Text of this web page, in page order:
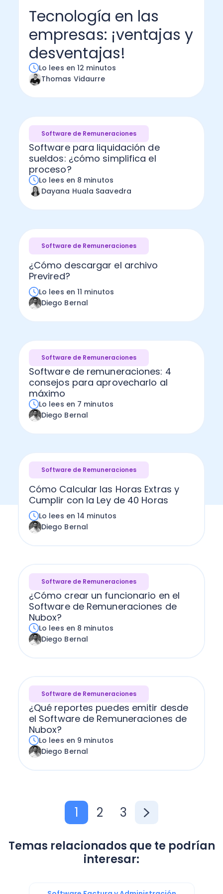
Administración Empresarial
Ver todo
Software Factura y Administración
Ver Todo
Autores
Tecnología en las
empresas: ¡ventajas y
desventajas!
Lo lees en 12 minutos
Thomas Vidaurre
Software de Remuneraciones
Software para liquidación de
sueldos: ¿cómo simplifica el
proceso?
Lo lees en 8 minutos
Dayana Huala Saavedra
Software de Remuneraciones
¿Cómo descargar el archivo
Previred?
Lo lees en 11 minutos
Diego Bernal
Software de Remuneraciones
Software de remuneraciones: 4
consejos para aprovecharlo al
máximo
Lo lees en 7 minutos
Diego Bernal
Software de Remuneraciones
Cómo Calcular las Horas Extras y
Cumplir con la Ley de 40 Horas
Lo lees en 14 minutos
Diego Bernal
Software de Remuneraciones
¿Cómo crear un funcionario en el
Software de Remuneraciones de
Nubox?
Lo lees en 8 minutos
Diego Bernal
Software de Remuneraciones
¿Qué reportes puedes emitir desde
el Software de Remuneraciones de
Nubox?
Lo lees en 9 minutos
Diego Bernal
1 2 3
Temas relacionados que te podrían
interesar: